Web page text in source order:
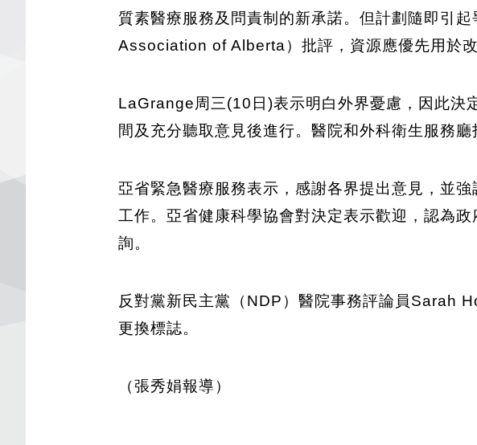
質素醫療服務及問責制的新承諾。但計劃隨即引
Association of Alberta）批評，資源應優先用於
LaGrange周三(10日)表示明白外界憂慮，因此決
間及充分聽取意見後進行。醫院和外科衛生服務
亞省緊急醫療服務表示，感謝各界提出意見，並
工作。亞省健康科學協會對決定表示歡迎，認為
詢。
反對黨新民主黨（NDP）醫院事務評論員Sarah
更換標誌。
（張秀娟報導）